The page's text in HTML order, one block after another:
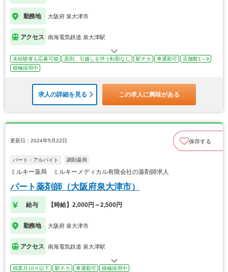
勤務地 大阪府 泉大津市
アクセス 南海電気鉄道 泉大津駅
未経験者も応募可能 原則、引越しを伴う転勤なし 駅チカ 車通勤可
店舗数1～9
積極採用中
求人の詳細を見る この求人に興味がある
更新日：2024年5月22日 保存する
パート・アルバイト 調剤薬局
ミルキー薬局 ミルキーメディカル有限会社の薬剤師求人
パート薬剤師（大阪府泉大津市）
給与 【時給】2,000円～2,500円
勤務地 大阪府 泉大津市
アクセス 南海電気鉄道 泉大津駅
残業月10ｈ以下 駅チカ 車通勤可 積極採用中